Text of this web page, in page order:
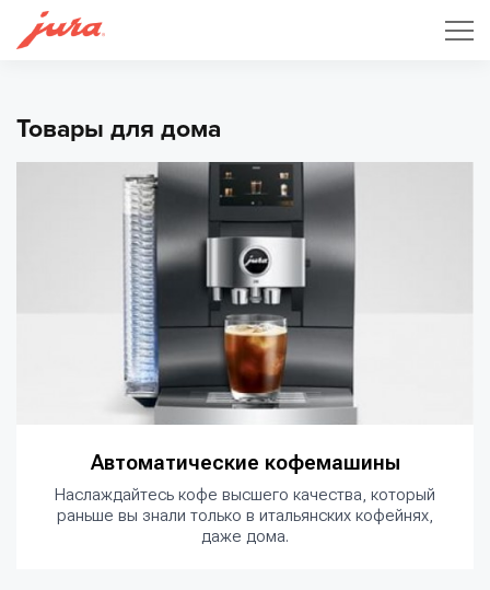
Товары для дома
Автоматические кофемашины
Наслаждайтесь кофе высшего качества, который
раньше вы знали только в итальянских кофейнях,
даже дома.